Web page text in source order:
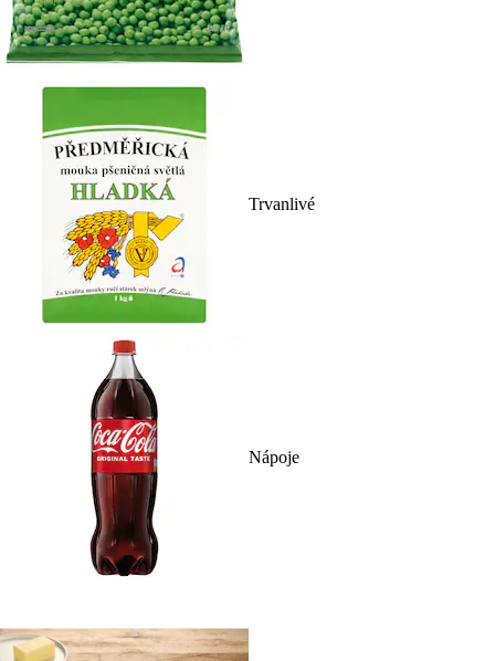
Trvanlivé
Nápoje